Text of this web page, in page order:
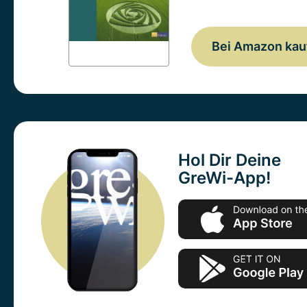
Bei Amazon
Hol Dir Deine
GreWi-App!